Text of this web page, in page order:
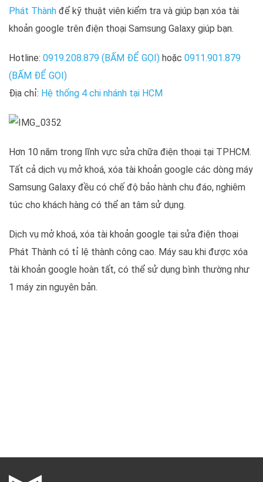
Phát Thành để kỹ thuật viên kiểm tra và giúp bạn xóa tài
khoản google trên điện thoại Samsung Galaxy giúp bạn.
Hotline: 0919.208.879 (BẤM ĐỂ GỌI) hoặc 0911.901.879
(BẤM ĐỂ GỌI)
Địa chỉ: Hệ thống 4 chi nhánh tại HCM
Hơn 10 năm trong lĩnh vực sửa chữa điện thoại tại TPHCM.
Tất cả dịch vụ mở khoá, xóa tài khoản google các dòng máy
Samsung Galaxy đều có chế độ bảo hành chu đáo, nghiêm
túc cho khách hàng có thể an tâm sử dụng.
Dịch vụ mở khoá, xóa tài khoản google tại sửa điện thoại
Phát Thành có tỉ lệ thành công cao. Máy sau khi được xóa
tài khoản google hoàn tất, có thể sử dụng bình thường như
1 máy zin nguyên bản.